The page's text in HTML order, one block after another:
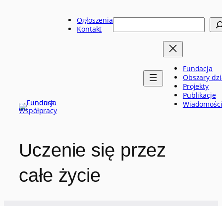
Ogłoszenia
Kontakt
Szukaj
Fundacja
Obszary
Projekty
Publikacje
Wiadomości
Uczenie się przez
całe życie